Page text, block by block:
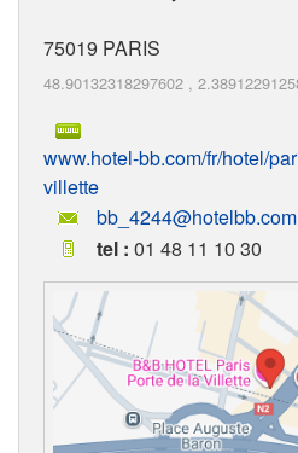
75019 PARIS
48.90132318297602 ,
www.hotel-bb.com/fr/hotel/
villette
bb_4244@hotelbb.com
tel : 01 48 11 10 30